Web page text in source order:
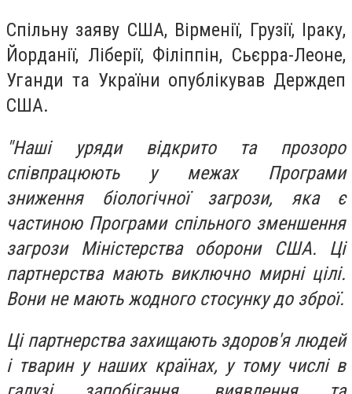
Спільну заяву США, Вірменії, Грузії, Іраку,
Йорданії, Ліберії, Філіппін, Сьєрра-Леоне,
Уганди та України опублікував Держдеп
США.
"Наші уряди відкрито та прозоро
співпрацюють у межах Програми
зниження біологічної загрози, яка є
частиною Програми спільного зменшення
загрози Міністерства оборони США. Ці
партнерства мають виключно мирні цілі.
Вони не мають жодного стосунку до зброї.
Ці партнерства захищають здоров'я людей
і тварин у наших країнах, у тому числі в